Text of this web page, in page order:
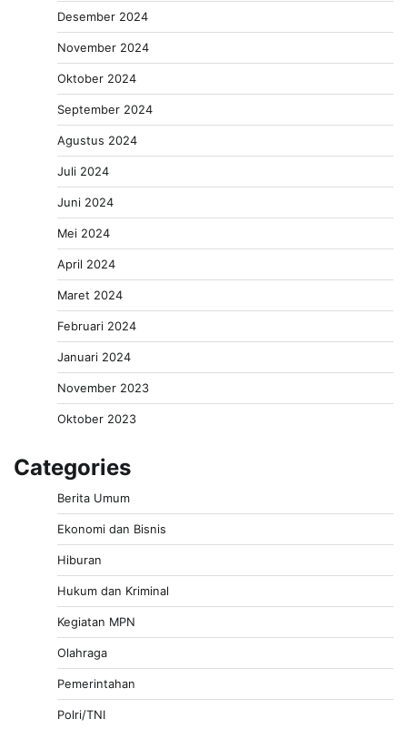
Desember 2024
November 2024
Oktober 2024
September 2024
Agustus 2024
Juli 2024
Juni 2024
Mei 2024
April 2024
Maret 2024
Februari 2024
Januari 2024
November 2023
Oktober 2023
Categories
Berita Umum
Ekonomi dan Bisnis
Hiburan
Hukum dan Kriminal
Kegiatan MPN
Olahraga
Pemerintahan
Polri/TNI